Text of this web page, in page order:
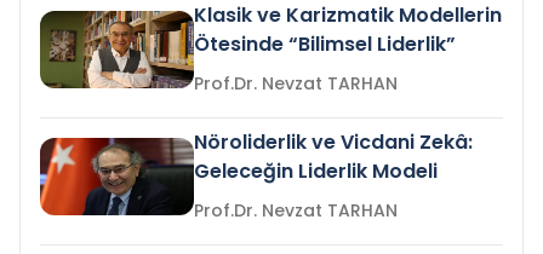
Klasik ve Karizmatik Modellerin
Ötesinde “Bilimsel Liderlik”
Prof.Dr. Nevzat TARHAN
Nöroliderlik ve Vicdani Zekâ:
Geleceğin Liderlik Modeli
Prof.Dr. Nevzat TARHAN